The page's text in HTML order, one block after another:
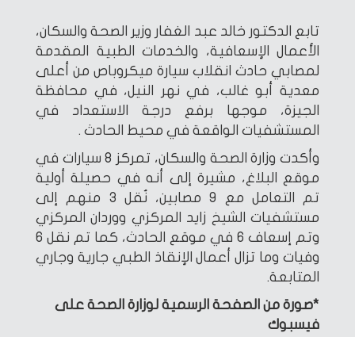
تابع الدكتور خالد عبد الغفار وزير الصحة والسكان،
الأعمال الإسعافية، والخدمات الطبية المقدمة
لمصابي حادث انقلاب سيارة ميكروباص من أعلى
معدية أبو غالب، في نهر النيل، في محافظة
الجيزة، موجها برفع درجة الاستعداد في
المستشفيات الواقعة في محيط الحادث .
وأكدت وزارة الصحة والسكان، تمركز 8 سيارات في
موقع البلاغ، مشيرة إلى أنه في حصيلة أولية
تم التعامل مع 9 مصابين، نُقل 3 منهم إلى
مستشفيات الشيخ زايد المركزي ووردان المركزي
وتم إسعاف 6 في موقع الحادث، كما تم نقل 6
وفيات وما تزال أعمال الإنقاذ الطبي جارية وجاري
المتابعة.
*صورة من الصفحة الرسمية لوزارة الصحة على
فيسبوك